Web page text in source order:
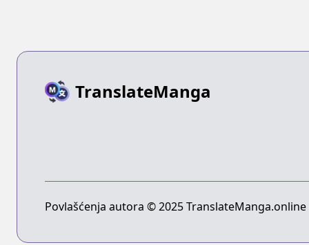
TranslateManga
Povlašćenja autora © 2025